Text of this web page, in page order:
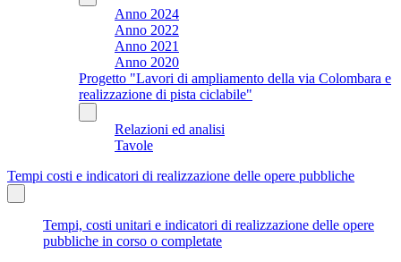
Anno 2024
Anno 2022
Anno 2021
Anno 2020
Progetto "Lavori di ampliamento della via Colombara e
realizzazione di pista ciclabile"
Relazioni ed analisi
Tavole
Tempi costi e indicatori di realizzazione delle opere pubbliche
Tempi, costi unitari e indicatori di realizzazione delle opere
pubbliche in corso o completate